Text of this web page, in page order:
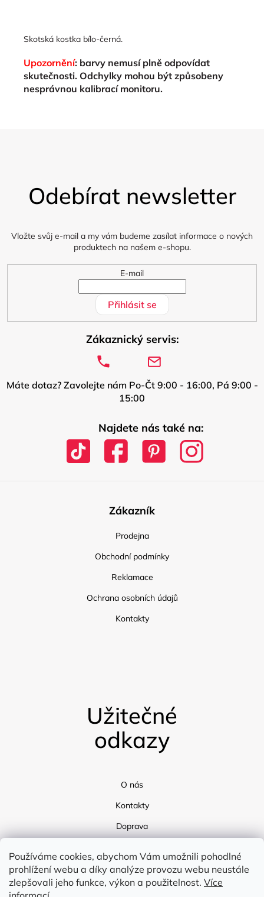
Používáme cookies, abychom Vám umožnili pohodlné
prohlížení webu a díky analýze provozu webu neustále
zlepšovali jeho funkce, výkon a použitelnost. Více
Skotská kostka bílo-černá.
Upozornění: barvy nemusí plně odpovídat
skutečnosti. Odchylky mohou být způsobeny
nesprávnou kalibrací monitoru.
Odebírat newsletter
Vložte svůj e-mail a my vám budeme zasílat informace o nových
produktech na našem e-shopu.
E-mail
Přihlásit se
Zákaznický servis:
Máte dotaz? Zavolejte nám Po-Čt 9:00 - 16:00, Pá 9:00 -
15:00
Najdete nás také na:
Zákazník
Prodejna
Obchodní podmínky
Reklamace
Ochrana osobních údajů
Kontakty
Užitečné
odkazy
O nás
Kontakty
Doprava